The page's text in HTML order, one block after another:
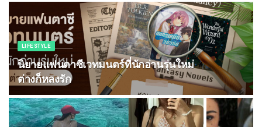
LIFESTYLE
นิยายแฟนตาซีเวทมนตร์ที่นักอ่านรุ่นใหม่
ต่างก็หลงรัก